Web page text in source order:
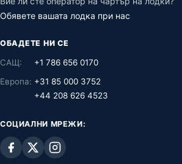
Обявете вашата лодка при нас
ОБАДЕТЕ НИ СЕ
САЩ:
+1 786 656 0170
Европа: +31 85 000 3752
+44 208 626 4523
СОЦИАЛНИ МРЕЖИ: